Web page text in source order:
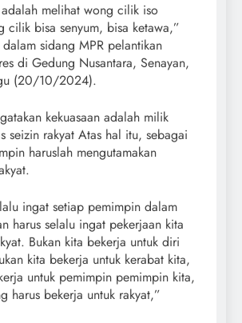
melihat wong cilik iso
cilik bisa senyum, bisa ketawa,”
sidang MPR pelantikan
di Gedung Nusantara, Senayan,
(20/10/2024).
kekuasaan adalah milik
seizin rakyat Atas hal itu, sebagai
haruslah mengutamakan
ingat setiap pemimpin dalam
harus selalu ingat pekerjaan kita
Bukan kita bekerja untuk diri
kita bekerja untuk kerabat kita,
untuk pemimpin pemimpin kita,
harus bekerja untuk rakyat,”